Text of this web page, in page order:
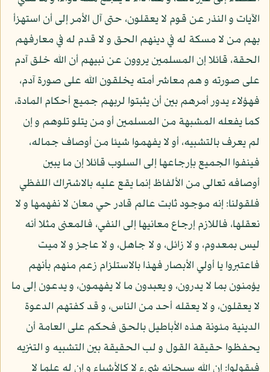
الآيات و النذر عن قوم لا يعقلون، حتى آل الأمر إلى أن استهزأ
بهم من لا مسكة له في دينهم الحق و لا قدم له في معارفهم
الحقة، قائلا إن المسلمين يروون عن نبيهم أن الله خلق آدم
على صورته و هم معاشر أمته يخلقون الله على صورة آدم،
فهؤلاء يدور أمرهم بين أن يثبتوا لربهم جميع أحكام المادة،
كما يفعله المشبهة من المسلمين أو من يتلو تلوهم و إن
لم يعرف بالتشبيه، أو لا يفهموا شيئا من أوصاف جماله،
فينفوا الجميع بإرجاعها إلى السلوب قائلا إن ما يبين
أوصافه تعالى من الألفاظ إنما يقع عليه بالاشتراك اللفظي
فلقولنا: إنه موجود ثابت عالم قادر حي معان لا نفهمها و لا
نعقلها، فاللازم إرجاع معانيها إلى النفي، فالمعنى مثلا أنه
ليس بمعدوم، و لا زائل، و لا جاهل، و لا عاجز و لا ميت
فاعتبروا يا أولي الأبصار فهذا بالاستلزام زعم منهم بأنهم
يؤمنون بما لا يدرون، و يعبدون ما لا يفهمون، و يدعون إلى ما
لا يعقلون، و لا يعقله أحد من الناس، و قد كفتهم الدعوة
الدينية مئونة هذه الأباطيل بالحق فحكم على العامة أن
يحفظوا حقيقة القول و لب الحقيقة بين التشبيه و التنزيه
فيقولوا: إن الله سبحانه شيء لا كالأشياء و إن له علما لا